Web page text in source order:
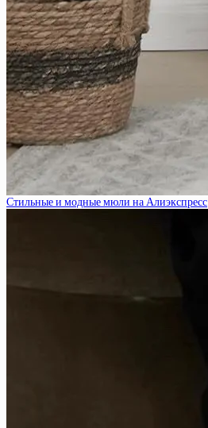
Стильные и модные мюли на Алиэкспресс